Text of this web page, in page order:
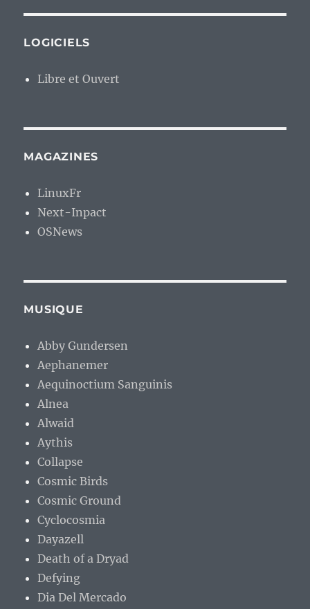
LOGICIELS
Libre et Ouvert
MAGAZINES
LinuxFr
Next-Inpact
OSNews
MUSIQUE
Abby Gundersen
Aephanemer
Aequinoctium Sanguinis
Alnea
Alwaid
Aythis
Collapse
Cosmic Birds
Cosmic Ground
Cyclocosmia
Dayazell
Death of a Dryad
Defying
Dia Del Mercado